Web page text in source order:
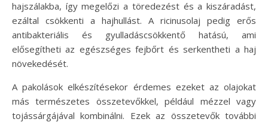
hajszálakba, így megelőzi a töredezést és a kiszáradást,
ezáltal csökkenti a hajhullást. A ricinusolaj pedig erős
antibakteriális és gyulladáscsökkentő hatású, ami
elősegítheti az egészséges fejbőrt és serkentheti a haj
növekedését.
A pakolások elkészítésekor érdemes ezeket az olajokat
más természetes összetevőkkel, például mézzel vagy
tojássárgájával kombinálni. Ezek az összetevők további